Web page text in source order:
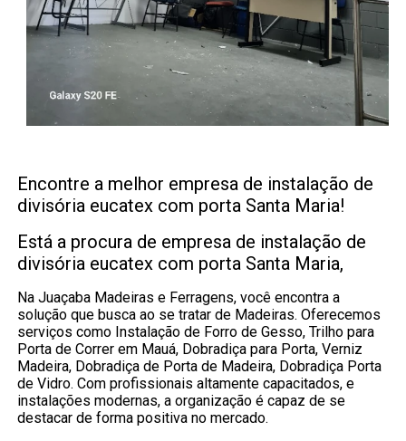
Encontre a melhor empresa de instalação de
divisória eucatex com porta Santa Maria!
Está a procura de empresa de instalação de
divisória eucatex com porta Santa Maria,
Na Juaçaba Madeiras e Ferragens, você encontra a
solução que busca ao se tratar de Madeiras. Oferecemos
serviços como Instalação de Forro de Gesso, Trilho para
Porta de Correr em Mauá, Dobradiça para Porta, Verniz
Madeira, Dobradiça de Porta de Madeira, Dobradiça Porta
de Vidro. Com profissionais altamente capacitados, e
instalações modernas, a organização é capaz de se
destacar de forma positiva no mercado.